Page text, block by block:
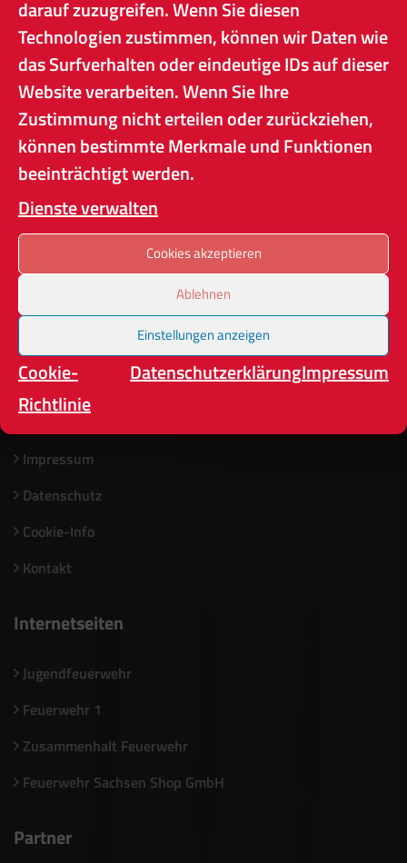
darauf zuzugreifen. Wenn Sie diesen
Technologien zustimmen, können wir Daten wie
das Surfverhalten oder eindeutige IDs auf dieser
Website verarbeiten. Wenn Sie Ihre
Zustimmung nicht erteilen oder zurückziehen,
können bestimmte Merkmale und Funktionen
beeinträchtigt werden.
Dienste verwalten
Cookies akzeptieren
Ablehnen
Einstellungen anzeigen
Cookie-
Richtlinie
DatenschutzerklärungImpressum
Feuerwehrolympiade im Feuerwehrsportwettkampf 90. VBA
Landesfeuerwehrverband Sachsen e.V.
Wir fördern das Feuerwehrwesen in Sachsen.
Im Notfall
Infos
Impressum
Datenschutz
Cookie-Info
Kontakt
Internetseiten
Jugendfeuerwehr
Feuerwehr 1
Zusammenhalt Feuerwehr
Feuerwehr Sachsen Shop GmbH
Partner